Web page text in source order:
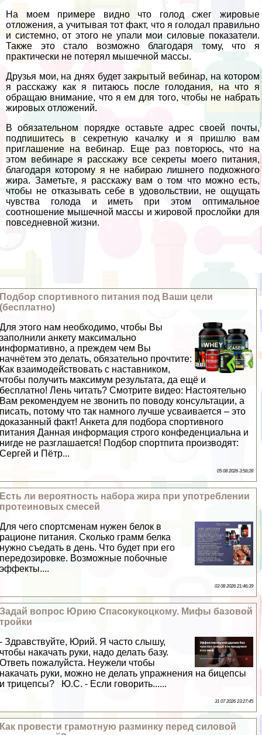
На моем примере видно что голод сжег жировые
отложения, а учитывая тот факт, что я голодал правильно
и системно, от этого не упали мои силовые показатели.
Также это стало возможно благодаря тому, что я
пpaктически не потерял мышечной массы.
Друзья мои, на днях будет закрытый вебинар, на котором
я расскажу как я питаюсь после голодания, на что я
обращаю внимание, что я ем для того, чтобы не набрать
жировых отложений.
В обязательном порядке оставьте адрес своей почты,
подпишитесь в секретную качалку и я пришлю вам
приглашение на вебинар. Еще раз повторюсь, что на
этом вебинаре я расскажу все секреты моего питания,
благодаря которому я не набираю лишнего подкожного
жира. Заметьте, я расскажу вам о том что можно есть,
чтобы не отказывать себе в удовольствии, не ощущать
чувства голода и иметь при этом оптимальное
соотношение мышечной массы и жировой прослойки для
повседневной жизни.
Подбор спортивного питания под Ваши цели
(бесплатно)
Для этого нам необходимо, чтобы Вы
заполнили анкету максимально
информативно, а преждем чем Вы
начнётем это делать, обязательно прочтите:
Как взаимодействовать с наставником,
чтобы получить максимум результата, да ещё и
бесплатно! Лень читать? Смотрите видео: Настоятельно
Вам рекомендуем не звонить по поводу консультации, а
писать, потому что так намного лучше усваивается – это
доказанный факт! Анкета для подбора спортивного
питания Данная информация строго конфеденциальна и
нигде не разглашается! Подбор спортпита производят:
Сергeй и Пётр...
05 08 2026 3:58:28
Есть ли вероятность набора жира при употрeблении
протеиновых смесей
Для чего спортсменам нужен белок в
рационе питания. Сколько грамм белка
нужно съедать в день. Что будет при его
передозировке. Возможные побочные
эффекты....
03 08 2026 21:46:39
Задай вопрос Юрию Спасокукоцкому. Мифы базовой
тройки
- Здравствуйте, Юрий. Я часто слышу,
чтобы накачать руки, надо делать базу.
Ответь пожалуйста. Неужели чтобы
накачать руки, можно не делать упражнения на бицепсы
и трицепсы? Ю.С. - Если говорить......
31 07 2026 23:27:45
Как провести грамотную разминку перед силовой